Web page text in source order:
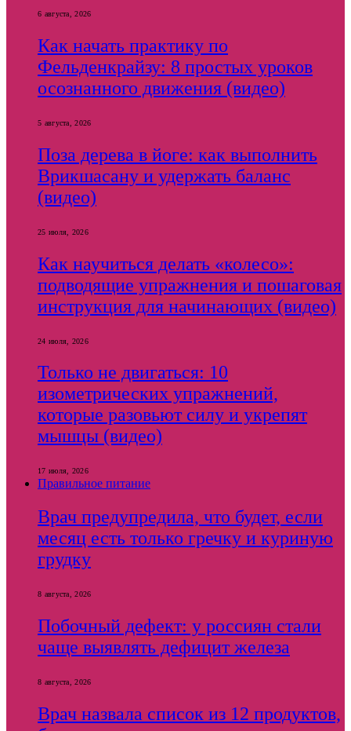
6 августа, 2026
Как начать практику по
Фельденкрайзу: 8 простых уроков
осознанного движения (видео)
5 августа, 2026
Поза дерева в йоге: как выполнить
Врикшасану и удержать баланс
(видео)
25 июля, 2026
Как научиться делать «колесо»:
подводящие упражнения и пошаговая
инструкция для начинающих (видео)
24 июля, 2026
Только не двигаться: 10
изометрических упражнений,
которые разовьют силу и укрепят
мышцы (видео)
17 июля, 2026
Правильное питание
Врач предупредила, что будет, если
месяц есть только гречку и куриную
грудку
8 августа, 2026
Побочный дефект: у россиян стали
чаще выявлять дефицит железа
8 августа, 2026
Врач назвала список из 12 продуктов,